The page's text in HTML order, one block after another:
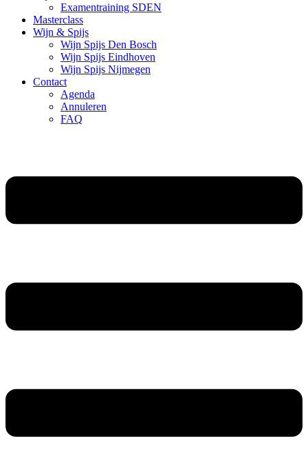
Examentraining SDEN
Masterclass
Wijn & Spijs
Wijn Spijs Den Bosch
Wijn Spijs Eindhoven
Wijn Spijs Nijmegen
Contact
Agenda
Annuleren
FAQ